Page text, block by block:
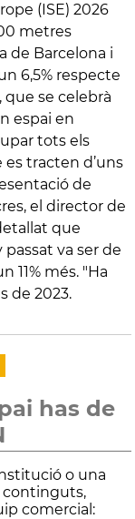
(ISE) 2026
metres
de Barcelona i
6,5% respecte
que se celebrà
espai en
tots els
es tracten d’uns
de
el director de
que
va ser de
11% més. "Ha
de 2023.
has de
o una
continguts,
comercial: